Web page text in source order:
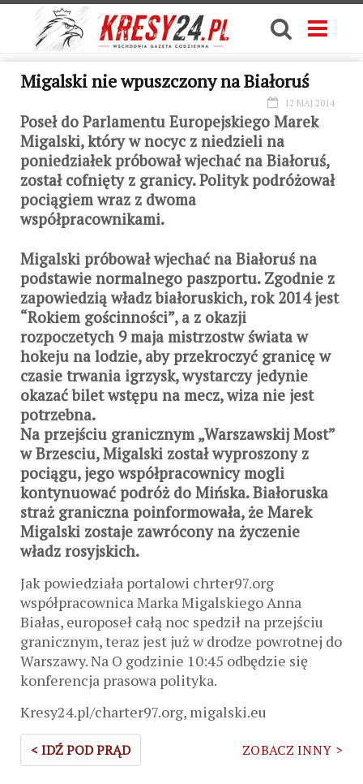
Migalski nie wpuszczony na Białoruś
12 MAJ 2014
Poseł do Parlamentu Europejskiego Marek
Migalski, który w nocyc z niedzieli na
poniedziałek próbował wjechać na Białoruś,
został cofnięty z granicy. Polityk podróżował
pociągiem wraz z dwoma
współpracownikami.
Migalski próbował wjechać na Białoruś na
podstawie normalnego paszportu. Zgodnie z
zapowiedzią władz białoruskich, rok 2014 jest
“Rokiem gościnności”, a z okazji
rozpoczetych 9 maja mistrzostw świata w
hokeju na lodzie, aby przekroczyć granicę w
czasie trwania igrzysk, wystarczy jedynie
okazać bilet wstępu na mecz, wiza nie jest
potrzebna.
Na przejściu granicznym „Warszawskij Most”
w Brzesciu, Migalski został wyproszony z
pociągu, jego współpracownicy mogli
kontynuować podróż do Mińska. Białoruska
straż graniczna poinformowała, że Marek
Migalski zostaje zawrócony na życzenie
władz rosyjskich.
Jak powiedziała portalowi chrter97.org
współpracownica Marka Migalskiego Anna
Białas, europoseł całą noc spedził na przejściu
granicznym, teraz jest już w drodze powrotnej do
Warszawy. Na O godzinie 10:45 odbędzie się
konferencja prasowa polityka.
Kresy24.pl/charter97.org, migalski.eu
< IDŹ POD PRĄD ZOBACZ INNY >